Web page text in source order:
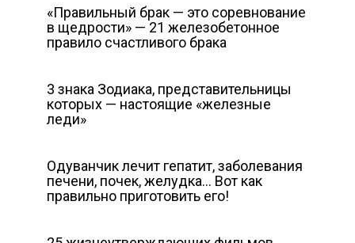
«Правильный брак — это соревнование
в щедрости» — 21 железобетонное
правило счастливого брака
3 знака Зодиака, представительницы
которых — настоящие «железные
леди»
Одуванчик лечит гепатит, заболевания
печени, почек, желудка… Вот как
правильно приготовить его!